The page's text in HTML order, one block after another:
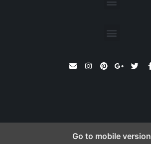
Go to mobile version